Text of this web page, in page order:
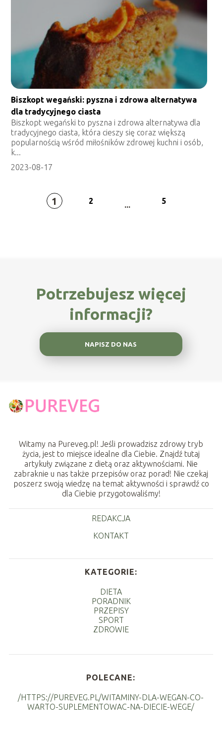
Biszkopt wegański: pyszna i zdrowa alternatywa
dla tradycyjnego ciasta
Biszkopt wegański to pyszna i zdrowa alternatywa dla
tradycyjnego ciasta, która cieszy się coraz większą
popularnością wśród miłośników zdrowej kuchni i osób,
k...
2023-08-17
1 2 ... 5
Potrzebujesz więcej
informacji?
NAPISZ DO NAS
Witamy na Pureveg.pl! Jeśli prowadzisz zdrowy tryb
życia, jest to miejsce idealne dla Ciebie. Znajdź tutaj
artykuły związane z dietą oraz aktywnościami. Nie
zabraknie u nas także przepisów oraz porad! Nie czekaj
poszerz swoją wiedzę na temat aktywności i sprawdź co
dla Ciebie przygotowaliśmy!
REDAKCJA
KONTAKT
KATEGORIE:
DIETA
PORADNIK
PRZEPISY
SPORT
ZDROWIE
POLECANE:
/HTTPS://PUREVEG.PL/WITAMINY-DLA-WEGAN-CO-
WARTO-SUPLEMENTOWAC-NA-DIECIE-WEGE/